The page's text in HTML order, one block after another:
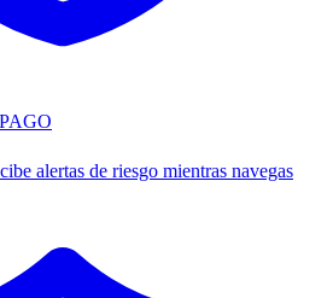
alertas de riesgo mientras navegas